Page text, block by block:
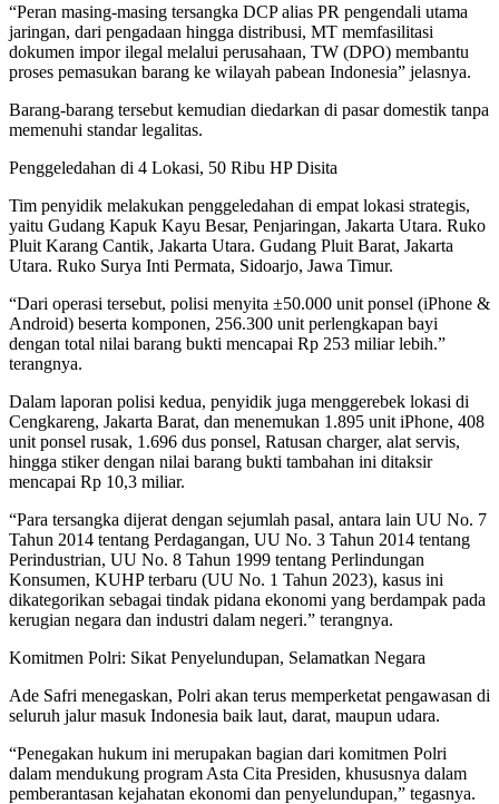
“Peran masing-masing tersangka DCP alias PR pengendali utama
jaringan, dari pengadaan hingga distribusi, MT memfasilitasi
dokumen impor ilegal melalui perusahaan, TW (DPO) membantu
proses pemasukan barang ke wilayah pabean Indonesia” jelasnya.
Barang-barang tersebut kemudian diedarkan di pasar domestik tanpa
memenuhi standar legalitas.
Penggeledahan di 4 Lokasi, 50 Ribu HP Disita
Tim penyidik melakukan penggeledahan di empat lokasi strategis,
yaitu Gudang Kapuk Kayu Besar, Penjaringan, Jakarta Utara. Ruko
Pluit Karang Cantik, Jakarta Utara. Gudang Pluit Barat, Jakarta
Utara. Ruko Surya Inti Permata, Sidoarjo, Jawa Timur.
“Dari operasi tersebut, polisi menyita ±50.000 unit ponsel (iPhone &
Android) beserta komponen, 256.300 unit perlengkapan bayi
dengan total nilai barang bukti mencapai Rp 253 miliar lebih.”
terangnya.
Dalam laporan polisi kedua, penyidik juga menggerebek lokasi di
Cengkareng, Jakarta Barat, dan menemukan 1.895 unit iPhone, 408
unit ponsel rusak, 1.696 dus ponsel, Ratusan charger, alat servis,
hingga stiker dengan nilai barang bukti tambahan ini ditaksir
mencapai Rp 10,3 miliar.
“Para tersangka dijerat dengan sejumlah pasal, antara lain UU No. 7
Tahun 2014 tentang Perdagangan, UU No. 3 Tahun 2014 tentang
Perindustrian, UU No. 8 Tahun 1999 tentang Perlindungan
Konsumen, KUHP terbaru (UU No. 1 Tahun 2023), kasus ini
dikategorikan sebagai tindak pidana ekonomi yang berdampak pada
kerugian negara dan industri dalam negeri.” terangnya.
Komitmen Polri: Sikat Penyelundupan, Selamatkan Negara
Ade Safri menegaskan, Polri akan terus memperketat pengawasan di
seluruh jalur masuk Indonesia baik laut, darat, maupun udara.
“Penegakan hukum ini merupakan bagian dari komitmen Polri
dalam mendukung program Asta Cita Presiden, khususnya dalam
pemberantasan kejahatan ekonomi dan penyelundupan,” tegasnya.